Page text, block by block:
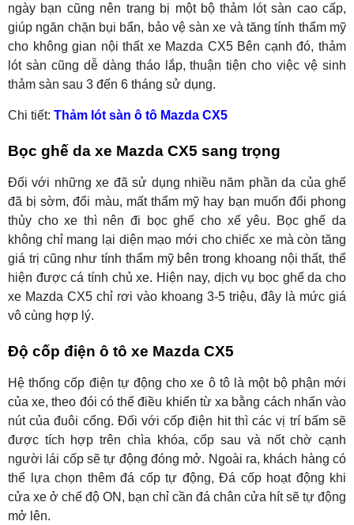
ngày bạn cũng nên trang bị một bộ thảm lót sàn cao cấp,
giúp ngăn chặn bụi bẩn, bảo vệ sàn xe và tăng tính thẩm mỹ
cho không gian nội thất xe Mazda CX5 Bên cạnh đó, thảm
lót sàn cũng dễ dàng tháo lắp, thuận tiện cho việc vệ sinh
thảm sàn sau 3 đến 6 tháng sử dụng.
Chi tiết: Thảm lót sàn ô tô Mazda CX5
Bọc ghế da xe Mazda CX5 sang trọng
Đối với những xe đã sử dụng nhiều năm phần da của ghế
đã bị sờm, đổi màu, mất thẩm mỹ hay bạn muốn đổi phong
thủy cho xe thì nên đi bọc ghế cho xế yêu. Bọc ghế da
không chỉ mang lại diện mạo mới cho chiếc xe mà còn tăng
giá trị cũng như tính thẩm mỹ bên trong khoang nội thất, thể
hiện được cá tính chủ xe. Hiện nay, dịch vụ bọc ghế da cho
xe Mazda CX5 chỉ rơi vào khoang 3-5 triệu, đây là mức giá
vô cùng hợp lý.
Độ cốp điện ô tô xe Mazda CX5
Hệ thống cốp điện tự động cho xe ô tô là một bộ phận mới
của xe, theo đói có thể điều khiển từ xa bằng cách nhấn vào
nút của đuôi cổng. Đối với cốp điện hit thì các vị trí bấm sẽ
được tích hợp trên chìa khóa, cốp sau và nốt chờ cạnh
người lái cốp sẽ tự động đóng mở. Ngoài ra, khách hàng có
thể lựa chọn thêm đá cốp tự động, Đá cốp hoạt động khi
cửa xe ở chế độ ON, bạn chỉ cần đá chân cửa hít sẽ tự động
mở lên.